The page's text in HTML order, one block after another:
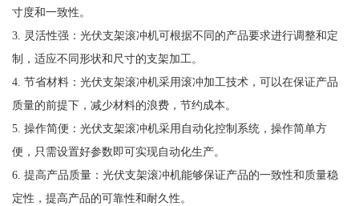
寸度和一致性。
3. 灵活性强：光伏支架滚冲机可根据不同的产品要求进行调整和定
制，适应不同形状和尺寸的支架加工。
4. 节省材料：光伏支架滚冲机采用滚冲加工技术，可以在保证产品
质量的前提下，减少材料的浪费，节约成本。
5. 操作简便：光伏支架滚冲机采用自动化控制系统，操作简单方
便，只需设置好参数即可实现自动化生产。
6. 提高产品质量：光伏支架滚冲机能够保证产品的一致性和质量稳
定性，提高产品的可靠性和耐久性。